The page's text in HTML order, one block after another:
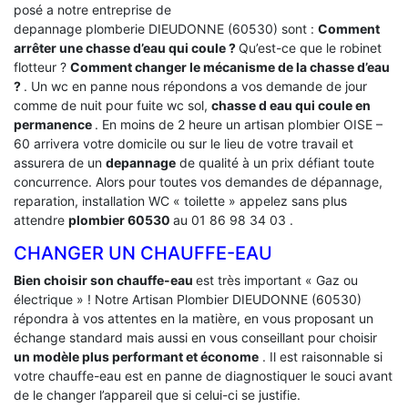
posé a notre entreprise de
depannage plomberie DIEUDONNE (60530) sont : Comment
arrêter une chasse d’eau qui coule ?Qu’est-ce que le robinet
flotteur ? Comment changer le mécanisme de la chasse d’eau
? . Un wc en panne nous répondons a vos demande de jour
comme de nuit pour fuite wc sol, chasse d eau qui coule en
permanence . En moins de 2 heure un artisan plombier OISE –
60 arrivera votre domicile ou sur le lieu de votre travail et
assurera de un depannage de qualité à un prix défiant toute
concurrence. Alors pour toutes vos demandes de dépannage,
reparation, installation WC « toilette » appelez sans plus
attendre plombier 60530 au 01 86 98 34 03 .
CHANGER UN CHAUFFE-EAU
Bien choisir son chauffe-eau est très important « Gaz ou
électrique » ! Notre Artisan Plombier DIEUDONNE (60530)
répondra à vos attentes en la matière, en vous proposant un
échange standard mais aussi en vous conseillant pour choisir
un modèle plus performant et économe . Il est raisonnable si
votre chauffe-eau est en panne de diagnostiquer le souci avant
de le changer l’appareil que si celui-ci se justifie.